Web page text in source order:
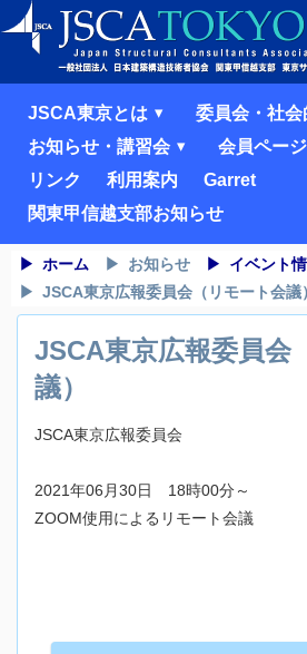
JSCA東京とは
委員会・社会
お知らせ・講習会
会員ページ
リンク
利用案内
Garret
関東甲信越支部お知らせ
ホーム お知らせ
イベント
JSCA東京広報委員会（リモート会議）
JSCA東京広報委員会
議）
JSCA東京広報委員会
2021年06月30日 18時00分～
ZOOM使用によるリモート会議